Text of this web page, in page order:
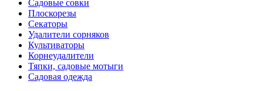
Садовые совки
Плоскорезы
Секаторы
Удалители сорняков
Культиваторы
Корнеудалители
Тяпки, садовые мотыги
Садовая одежда